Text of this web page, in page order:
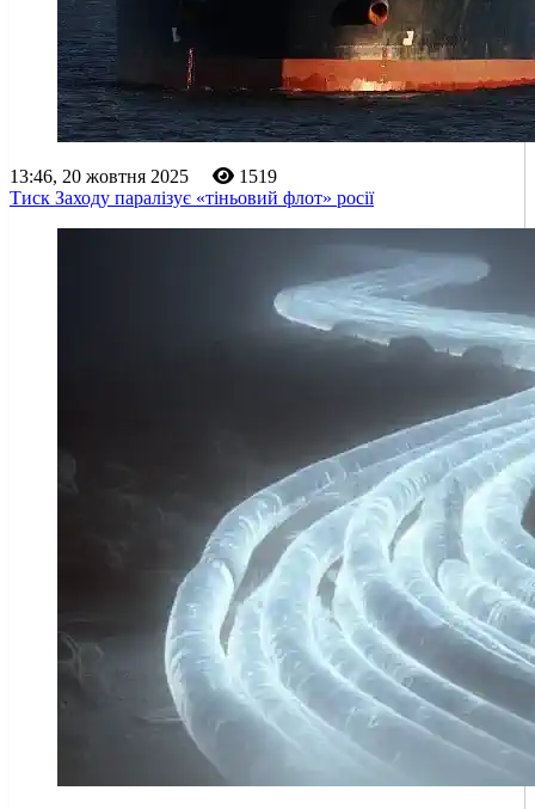
13:46, 20 жовтня 2025
1519
Тиск Заходу паралізує «тіньовий флот» росії